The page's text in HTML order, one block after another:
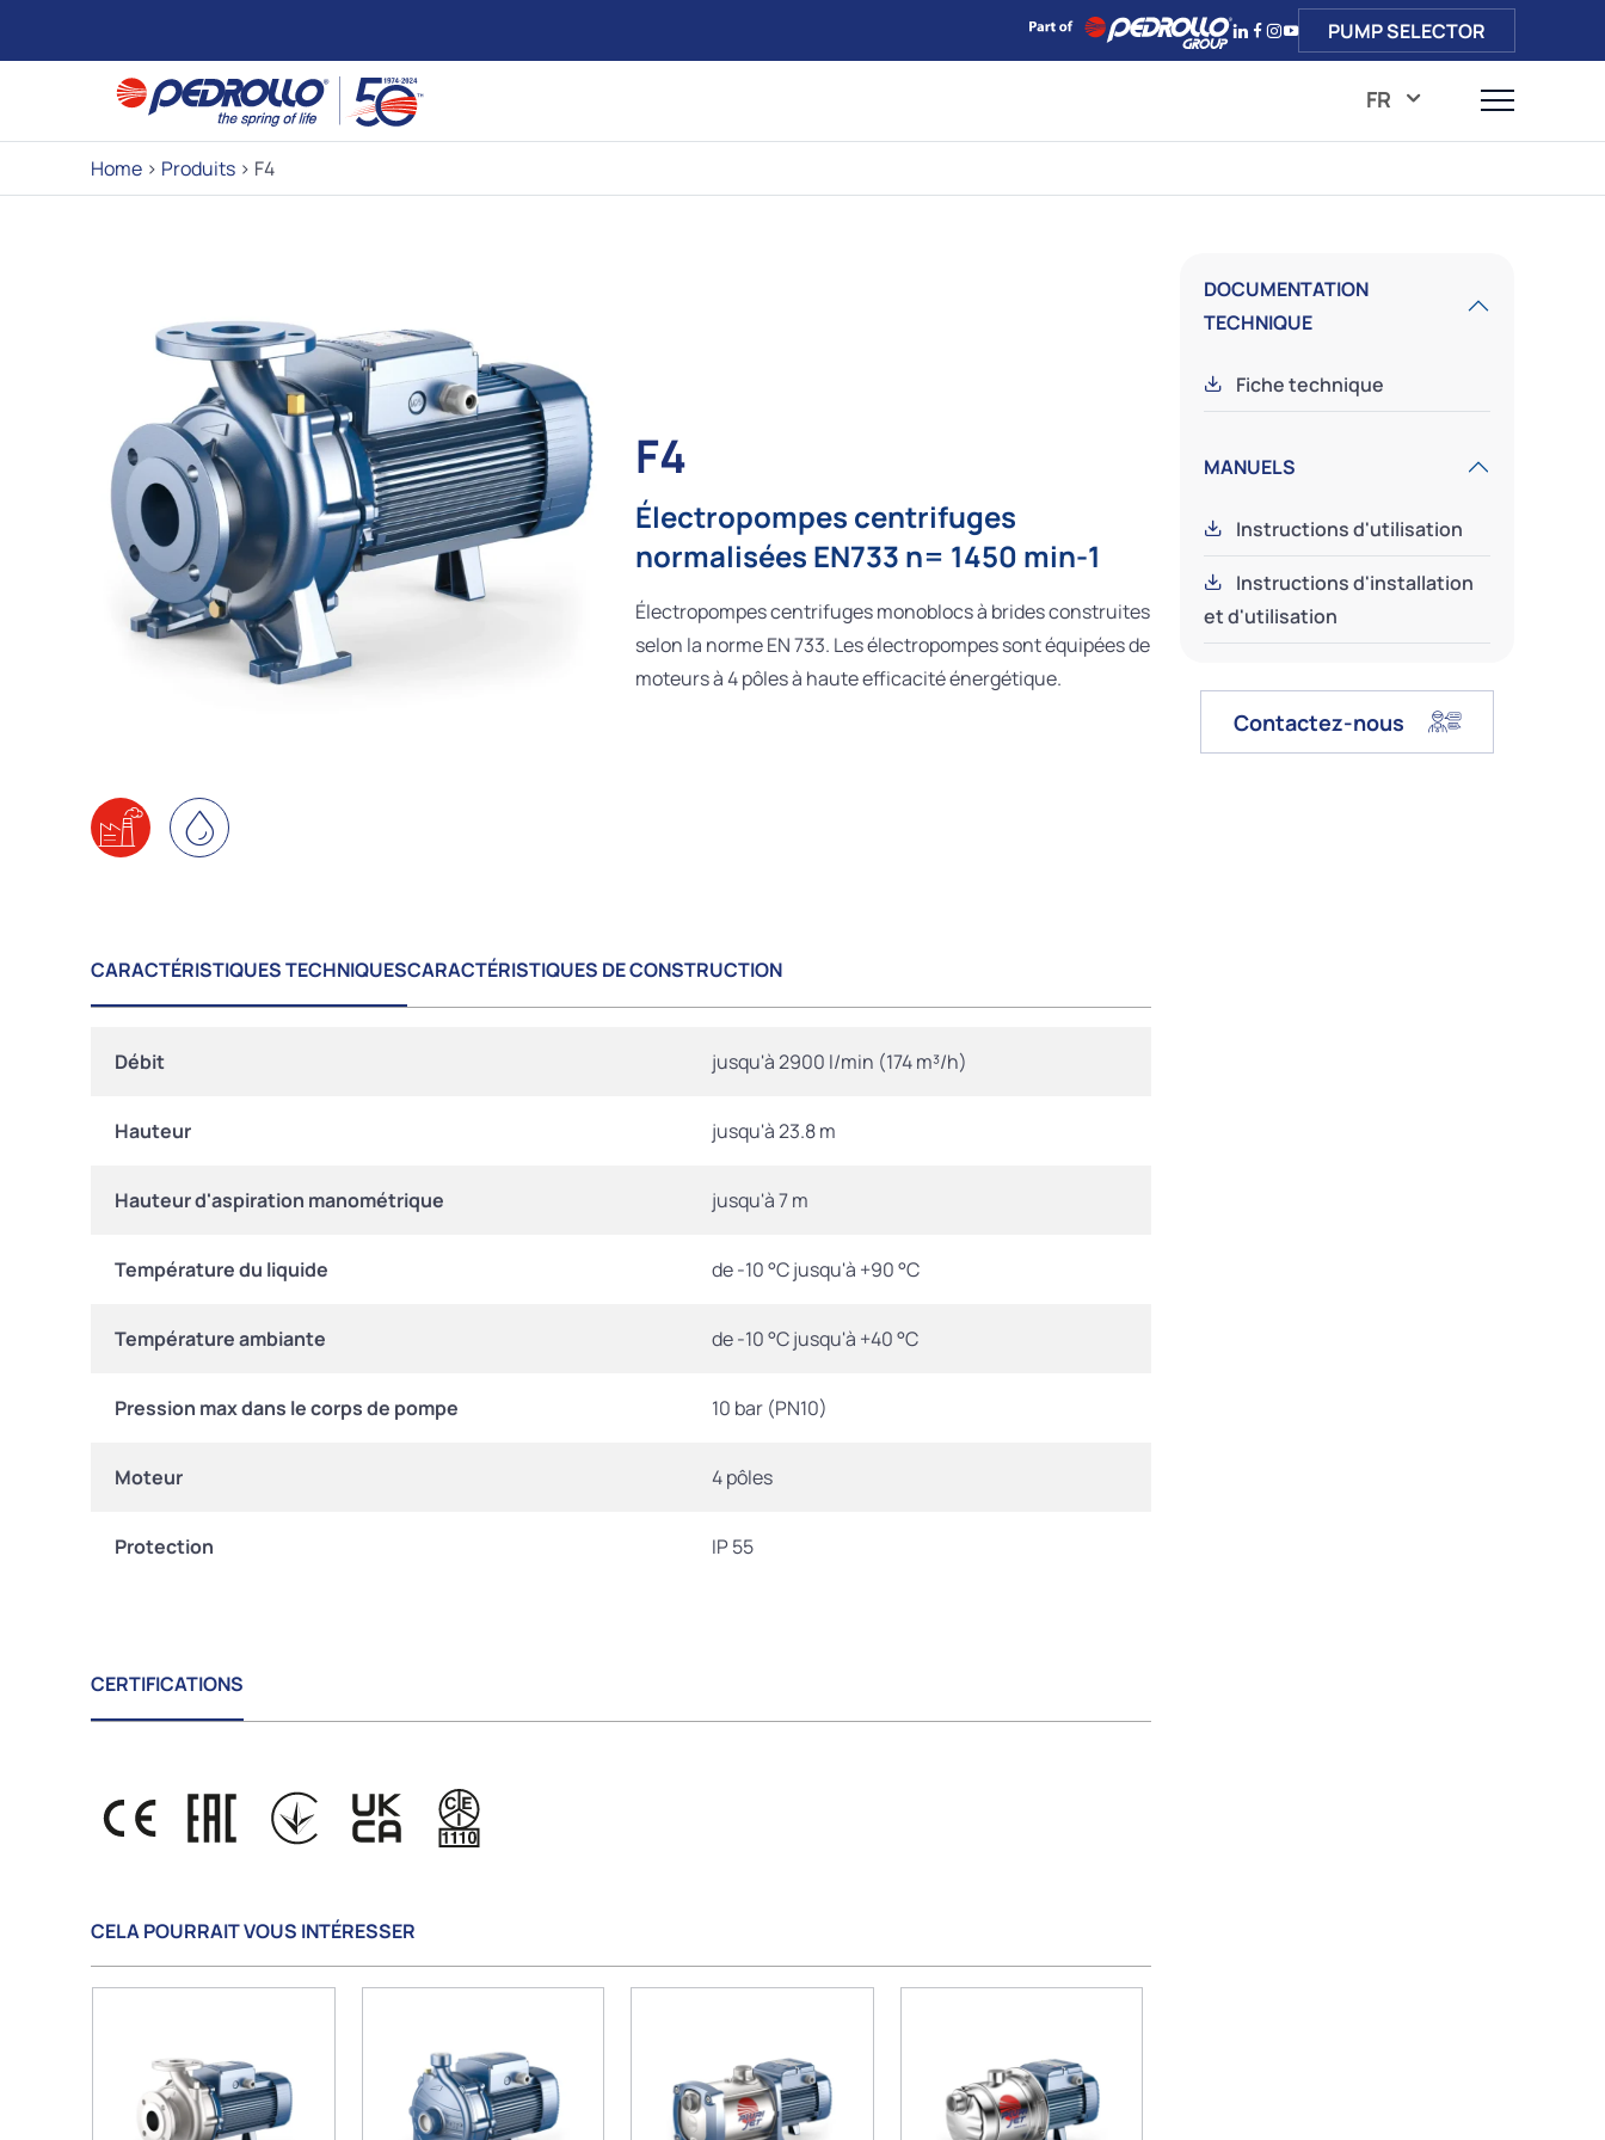
PUMP SELECTOR
FR
Home > Produits > F4
F4
Électropompes centrifuges
normalisées EN733 n= 1450 min-1
Électropompes centrifuges monoblocs à brides construites
selon la norme EN 733. Les électropompes sont équipées de
moteurs à 4 pôles à haute efficacité énergétique.
CARACTÉRISTIQUES TECHNIQUESCARACTÉRISTIQUES DE CONSTRUCTION
Débit jusqu'à 2900 l/min (174 m³/h)
Hauteur jusqu'à 23.8 m
Hauteur d'aspiration manométrique jusqu'à 7 m
Température du liquide de -10 °C jusqu'à +90 °C
Température ambiante de -10 °C jusqu'à +40 °C
Pression max dans le corps de pompe 10 bar (PN10)
Moteur 4 pôles
Protection IP 55
CERTIFICATIONS
CELA POURRAIT VOUS INTÉRESSER
DOCUMENTATION
TECHNIQUE
Fiche technique
MANUELS
Instructions d'utilisation
Instructions d'installation
et d'utilisation
Contactez-nous